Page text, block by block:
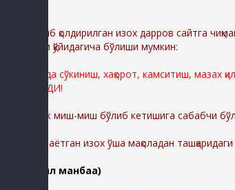
Ёзиб қолдирилган изох дарров сайтга
сабаблари қўйидагича бўлиши мумкин:
Сайтимизда сўкиниш, хақорот, камситиш, мазах
ЎЧИРИЛАДИ!
Шунингдек миш-миш бўлиб кетишига сабабчи
-Қолдирилаётган изох ўша мақоладан
(батафсил манбаа)